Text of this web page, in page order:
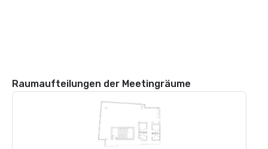
Raumaufteilungen der Meetingräume